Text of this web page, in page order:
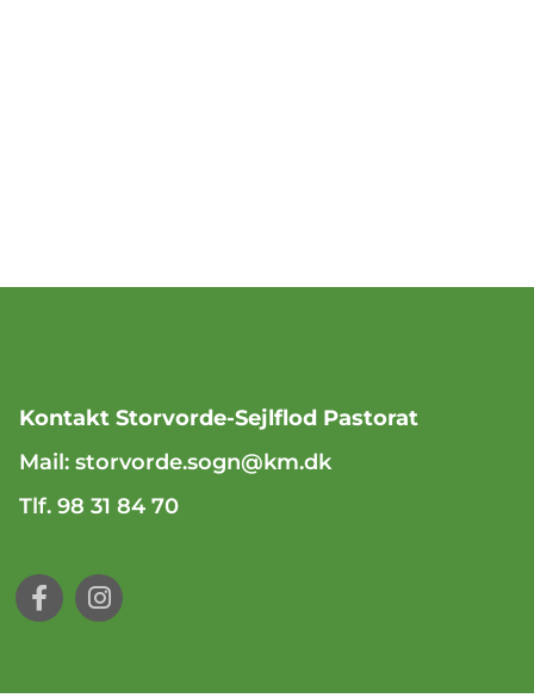
Kontakt Storvorde-Sejlflod Pastorat
Mail: storvorde.sogn@km.dk
Tlf. 98 31 84 70